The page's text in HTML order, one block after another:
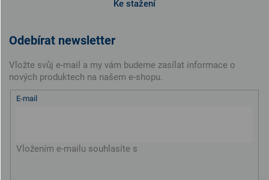
Ke stažení
Odebírat newsletter
Vložte svůj e-mail a my vám budeme zasílat informace o
nových produktech na našem e-shopu.
E-mail
Vložením e-mailu souhlasíte s